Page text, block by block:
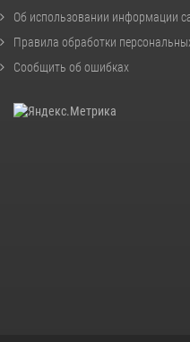
Об использовании информации
Правила обработки
Сообщить об ошибках